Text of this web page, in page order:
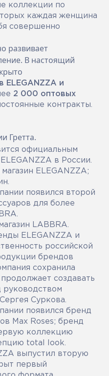
коллекции по
каждая женщина
совершенно
развивает
В настоящий
ELEGANZZA и
2 000 оптовых
контракты.
Гретта.
официальным
в России.
ELEGANZZA;
появился второй
для более
LABBRA.
ELEGANZZA и
российской
брендов
сохранила
создавать
руководством
Суркова.
появился бренд
Max Roses; бренд
коллекцию
total look.
выпустил вторую
первый